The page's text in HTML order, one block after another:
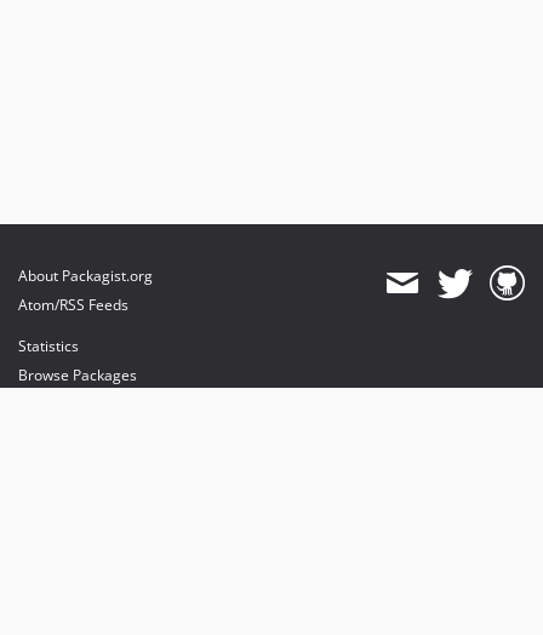
About Packagist.org
Atom/RSS Feeds
Statistics
Browse Packages